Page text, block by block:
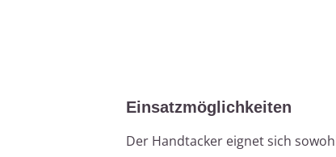
Einsatzmöglichkeiten
Der Handtacker eignet sich